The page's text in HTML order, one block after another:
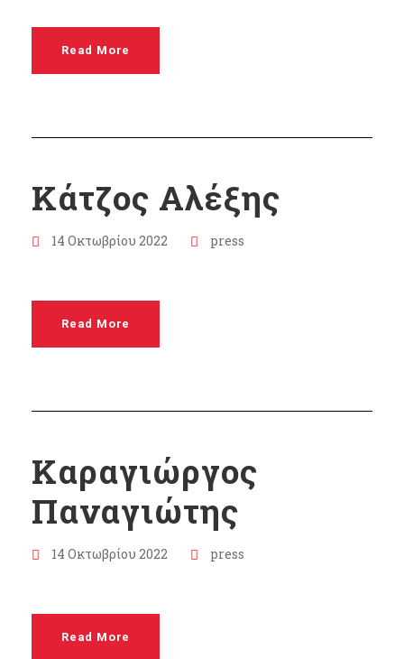
Read More
Κάτζος Αλέξης
14 Οκτωβρίου 2022 press
Read More
Καραγιώργος
Παναγιώτης
14 Οκτωβρίου 2022 press
Read More